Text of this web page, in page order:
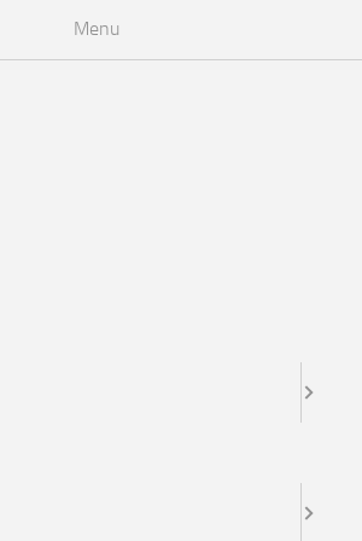
inloggen english
Menu